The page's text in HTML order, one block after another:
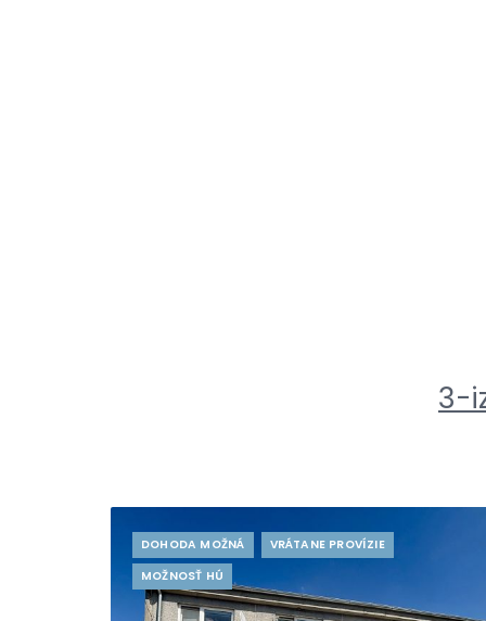
3-
DOHODA MOŽNÁ
VRÁTANE PROVÍZIE
MOŽNOSŤ HÚ